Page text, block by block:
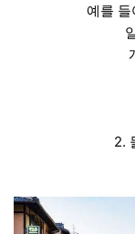
예를 들
2.